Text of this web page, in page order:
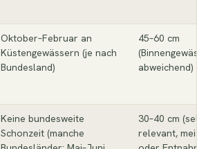
Oktober–Februar an
Küstengewässern (je nach
Bundesland)
45–60 cm
abweichend)
Keine bundesweite
Schonzeit (manche
30–40 cm
relevant,